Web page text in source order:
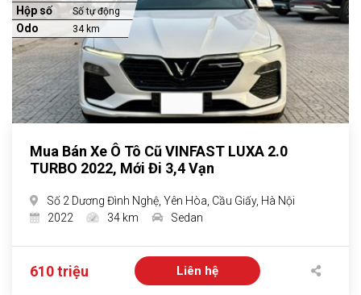
Hộp số Số tự động
Odo 34 km
Mua Bán Xe Ô Tô Cũ VINFAST LUXA 2.0
TURBO 2022, Mới Đi 3,4 Vạn
Số 2 Dương Đình Nghệ, Yên Hòa, Cầu Giấy, Hà Nội
2022
34 km Sedan
610 triệu Liên hệ